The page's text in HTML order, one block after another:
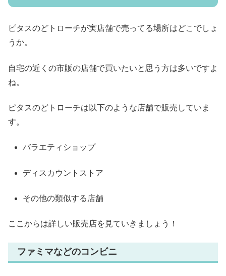
ピタスのどトローチが実店舗で売ってる場所はどこでしょ
うか。
自宅の近くの市販の店舗で買いたいと思う方は多いですよ
ね。
ピタスのどトローチは以下のような店舗で販売していま
す。
バラエティショップ
ディスカウントストア
その他の類似する店舗
ここからは詳しい販売店を見ていきましょう！
ファミマなどのコンビニ